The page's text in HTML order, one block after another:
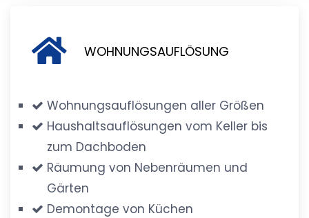
WOHNUNGSAUFLÖSUNG
Wohnungsauflösungen aller Größen
Haushaltsauflösungen vom Keller bis
zum Dachboden
Räumung von Nebenräumen und
Gärten
Demontage von Küchen